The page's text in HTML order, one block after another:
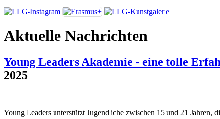
Aktuelle Nachrichten
Young Leaders Akademie - eine tolle
2025
Young Leaders unterstützt Jugendliche zwischen 15 und 21 Jahren,